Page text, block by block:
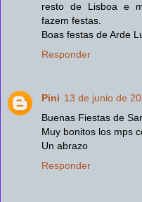
resto de Lisboa e
fazem festas.
Boas festas de Arde
Responder
Pini 13 de junio de
Buenas Fiestas de
Muy bonitos los mps
Un abrazo
Responder